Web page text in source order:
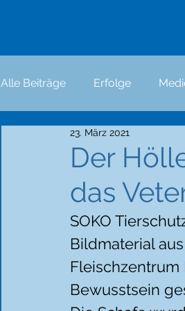
Alle Beiträge Erfolge
Der
das
23. März 2021
SOKO
Bildmaterial
Bewusstsein